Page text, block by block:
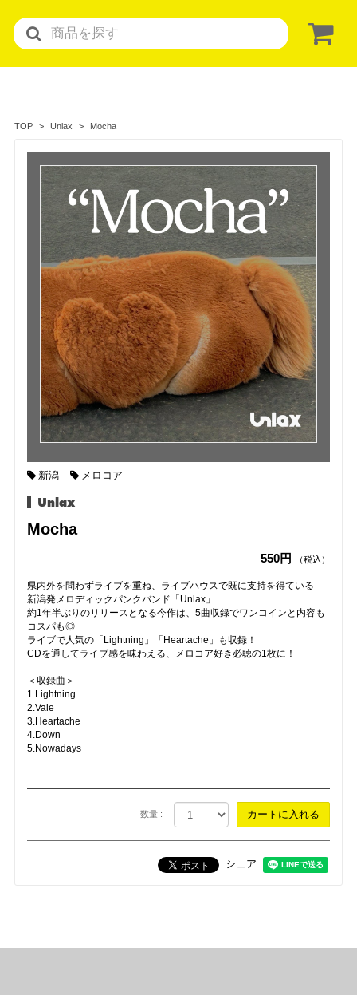
TOP Unlax Mocha
新潟 メロコア
Unlax
Mocha
550円 （税込）
県内外を問わずライブを重ね、ライブハウスで既に支持を得ている
新潟発メロディックパンクバンド「Unlax」
約1年半ぶりのリリースとなる今作は、5曲収録でワンコインと内容も
コスパも◎
ライブで人気の「Lightning」「Heartache」も収録！
CDを通してライブ感を味わえる、メロコア好き必聴の1枚に！
＜収録曲＞
1.Lightning
2.Vale
3.Heartache
4.Down
5.Nowadays
数量 :
シェア